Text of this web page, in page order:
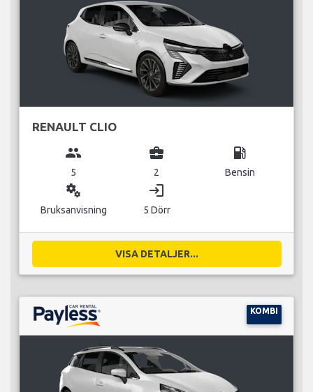
RENAULT CLIO
group
5
business_center
2
local_gas_station
Bensin
miscellaneous_services
Bruksanvisning
login
5 Dörr
VISA DETALJER...
KOMBI